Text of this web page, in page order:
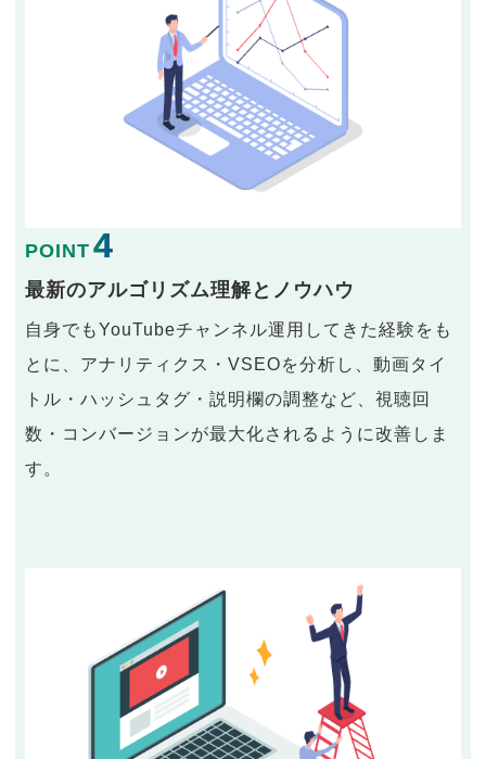
POINT 4
最新のアルゴリズム理解とノウハウ
自身でもYouTubeチャンネル運用してきた経験をも
とに、アナリティクス・VSEOを分析し、動画タイ
トル・ハッシュタグ・説明欄の調整など、視聴回
数・コンバージョンが最大化されるように改善しま
す。